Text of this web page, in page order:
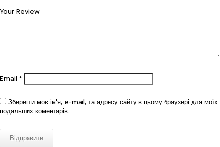
Your Review
Email *
Зберегти моє ім'я, e-mail, та адресу сайту в цьому браузері для моїх
подальших коментарів.